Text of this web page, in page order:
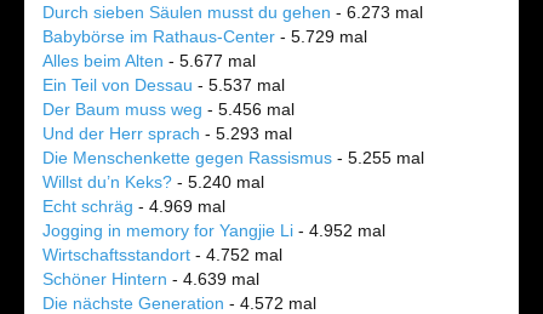
Durch sieben Säulen musst du gehen - 6.273 mal
Babybörse im Rathaus-Center - 5.729 mal
Alles beim Alten - 5.677 mal
Ein Teil von Dessau - 5.537 mal
Der Baum muss weg - 5.456 mal
Und der Herr sprach - 5.293 mal
Die Menschenkette gegen Rassismus - 5.255 mal
Willst du’n Keks? - 5.240 mal
Echt schräg - 4.969 mal
Jogging in memory for Yangjie Li - 4.952 mal
Wirtschaftsstandort - 4.752 mal
Schöner Hintern - 4.639 mal
Die nächste Generation - 4.572 mal